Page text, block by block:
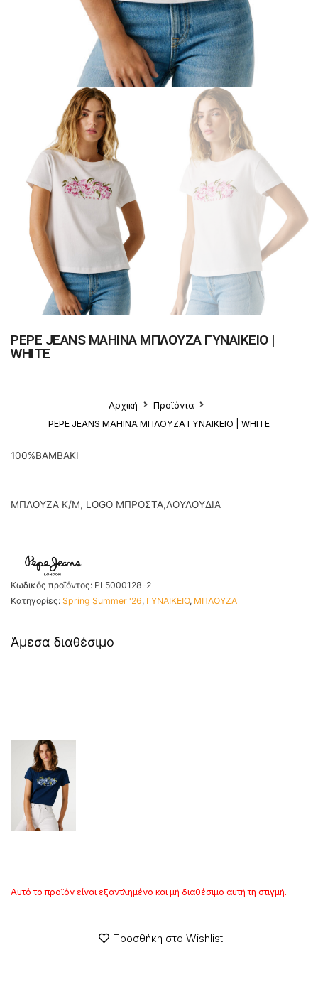
PEPE JEANS MAHINA ΜΠΛΟΥΖΑ ΓΥΝΑΙΚΕΙΟ |
WHITE
Αρχική
Προϊόντα
PEPE JEANS MAHINA ΜΠΛΟΥΖΑ ΓΥΝΑΙΚΕΙΟ | WHITE
100%ΒΑΜΒΑΚΙ
ΜΠΛΟΥΖΑ Κ/Μ, LOGO ΜΠΡΟΣΤΑ,ΛΟΥΛΟΥΔΙΑ
Κωδικός προϊόντος: PL5000128-2
Κατηγορίες: Spring Summer '26, ΓΥΝΑΙΚΕΙΟ, ΜΠΛΟΥΖΑ
Άμεσα διαθέσιμο
Αυτό το προϊόν είναι εξαντλημένο και μή διαθέσιμο αυτή τη στιγμή.
Προσθήκη στο Wishlist